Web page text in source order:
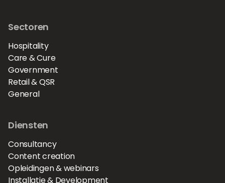
Sectoren
Hospitality
Care & Cure
Government
Retail & QSR
General
Diensten
Consultancy
Content creation
Opleidingen & webinars
Installatie & Development